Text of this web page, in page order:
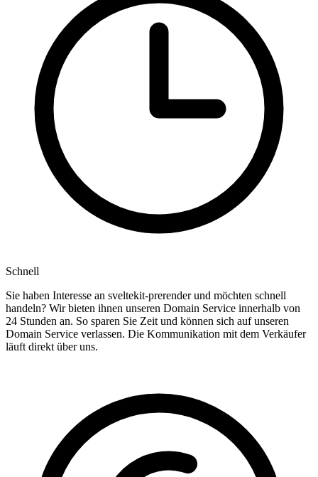
Schnell
Sie haben Interesse an sveltekit-prerender und möchten schnell
handeln? Wir bieten ihnen unseren Domain Service innerhalb von
24 Stunden an. So sparen Sie Zeit und können sich auf unseren
Domain Service verlassen. Die Kommunikation mit dem Verkäufer
läuft direkt über uns.